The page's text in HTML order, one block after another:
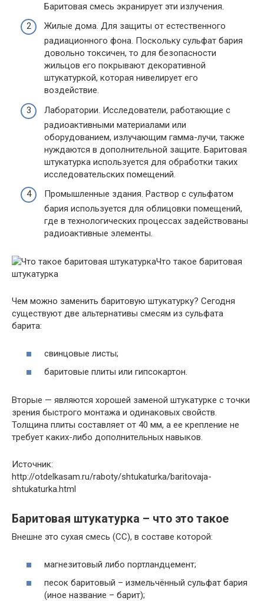
Баритовая смесь экранирует эти излучения.
Жилые дома. Для защиты от естественного
радиационного фона. Поскольку сульфат бария
довольно токсичен, то для безопасности
жильцов его покрывают декоративной
штукатуркой, которая нивелирует его
воздействие.
Лаборатории. Исследователи, работающие с
радиоактивными материалами или
оборудованием, излучающим гамма-лучи, также
нуждаются в дополнительной защите. Баритовая
штукатурка используется для обработки таких
исследовательских помещений.
Промышленные здания. Раствор с сульфатом
бария используется для облицовки помещений,
где в технологических процессах задействованы
радиоактивные элементы.
Что такое баритовая
штукатурка
Чем можно заменить баритовую штукатурку? Сегодня
существуют две альтернативы смесям из сульфата
барита:
свинцовые листы;
баритовые плиты или гипсокартон.
Вторые — являются хорошей заменой штукатурке с точки
зрения быстрого монтажа и одинаковых свойств.
Толщина плиты составляет от 40 мм, а ее крепление не
требует каких-либо дополнительных навыков.
Источник:
http://otdelkasam.ru/raboty/shtukaturka/baritovaja-
shtukaturka.html
Баритовая штукатурка – что это такое
Внешне это сухая смесь (СС), в составе которой:
магнезитовый либо портландцемент;
песок баритовый – измельчённый сульфат бария
(иное название – барит);